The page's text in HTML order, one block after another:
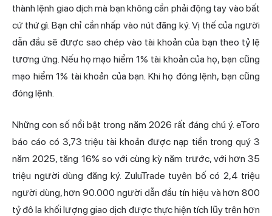
thành lệnh giao dịch mà bạn không cần phải động tay vào bất
cứ thứ gì. Bạn chỉ cần nhấp vào nút đăng ký. Vị thế của người
dẫn đầu sẽ được sao chép vào tài khoản của bạn theo tỷ lệ
tương ứng. Nếu họ mạo hiểm 1% tài khoản của họ, bạn cũng
mạo hiểm 1% tài khoản của bạn. Khi họ đóng lệnh, bạn cũng
đóng lệnh.
Những con số nổi bật trong năm 2026 rất đáng chú ý. eToro
báo cáo có 3,73 triệu tài khoản được nạp tiền trong quý 3
năm 2025, tăng 16% so với cùng kỳ năm trước, với hơn 35
triệu người dùng đăng ký. ZuluTrade tuyên bố có 2,4 triệu
người dùng, hơn 90.000 người dẫn đầu tín hiệu và hơn 800
tỷ đô la khối lượng giao dịch được thực hiện tích lũy trên hơn